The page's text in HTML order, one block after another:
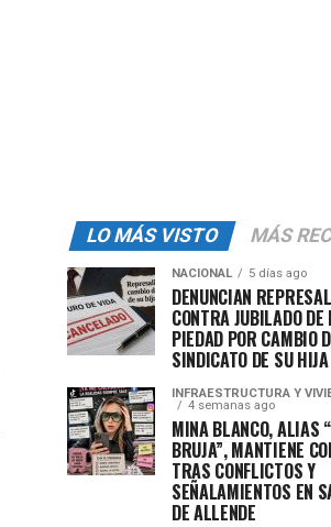
LO MÁS VISTO MÁS
NACIONAL 5 días ago
DENUNCIAN
CONTRA JUBILADO DE
PIEDAD POR CAMBIO
SINDICATO DE SU HIJA
INFRAESTRUCTURA Y
4 semanas ago
MINA BLANCO, ALIAS
BRUJA”, MANTIENE
TRAS CONFLICTOS Y
SEÑALAMIENTOS EN
DE ALLENDE